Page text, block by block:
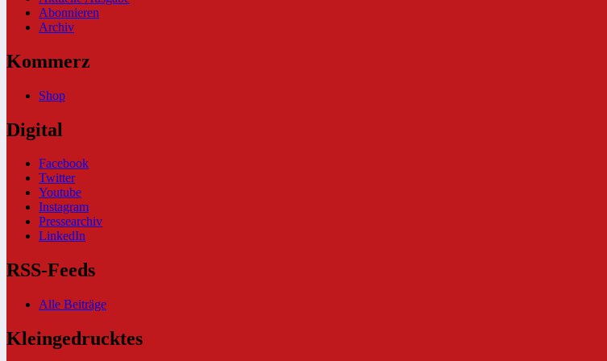
Abonnieren
Archiv
Kommerz
Shop
Digital
Facebook
Twitter
Youtube
Instagram
Pressearchiv
LinkedIn
RSS-Feeds
Alle Beiträge
Kleingedrucktes